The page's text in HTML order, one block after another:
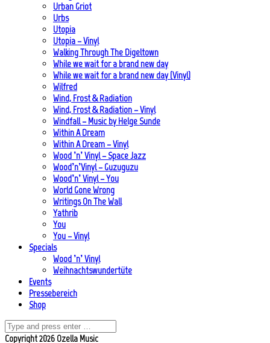
Urban Griot
Urbs
Utopia
Utopia – Vinyl
Walking Through The Digeltown
While we wait for a brand new day
While we wait for a brand new day (Vinyl)
Wilfred
Wind, Frost & Radiation
Wind, Frost & Radiation – Vinyl
Windfall – Music by Helge Sunde
Within A Dream
Within A Dream – Vinyl
Wood ’n’ Vinyl – Space Jazz
Wood’n’Vinyl – Guzuguzu
Wood’n’ Vinyl – You
World Gone Wrong
Writings On The Wall
Yathrib
You
You – Vinyl
Specials
Wood ’n’ Vinyl
Weihnachtswundertüte
Events
Pressebereich
Shop
Copyright 2026 Ozella Music